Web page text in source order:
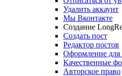
Удалить аккаунт
Мы Вконтакте
Создание
Создать пост
Редактор постов
Оформление для
Качественные
Авторское право